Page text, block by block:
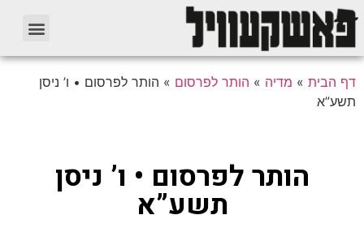
דף הבית » מדיה » הותר לפרסום » הותר לפרסום • ו’ ניסן
תשע”א
הותר לפרסום • ו’ ניסן
תשע”א